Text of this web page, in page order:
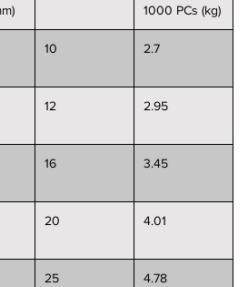
1000 PCs (kg)
10 2.7
12 2.95
16 3.45
20 4.01
25 4.78